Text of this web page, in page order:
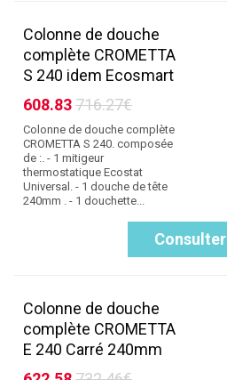
Colonne de douche
complète CROMETTA
S 240 idem Ecosmart
608.83716.27€
Colonne de douche complète
CROMETTA S 240. composée
de :. - 1 mitigeur
thermostatique Ecostat
Universal. - 1 douche de tête
240mm . - 1 douchette...
Consulter
Colonne de douche
complète CROMETTA
E 240 Carré 240mm